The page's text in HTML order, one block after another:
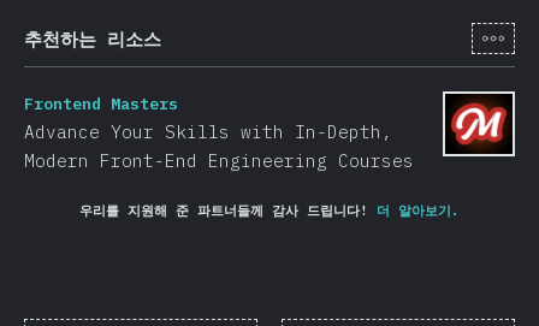
추천하는 리소스 [ko-
Frontend Masters
Advance Your Skills with In-Depth,
Modern Front-End Engineering Courses
우리를 지원해 준 파트너들께 감사 드립니다! 더 알아보기.